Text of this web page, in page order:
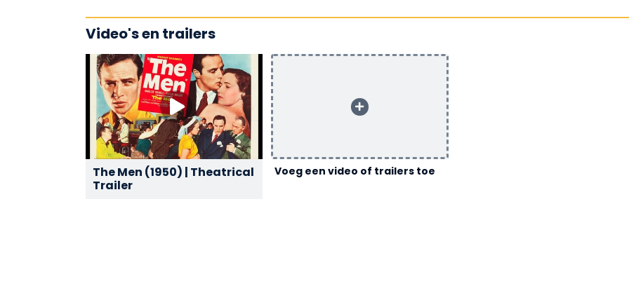
Video's en trailers
The Men (1950) | Theatrical
Trailer
Voeg een video of trailers toe